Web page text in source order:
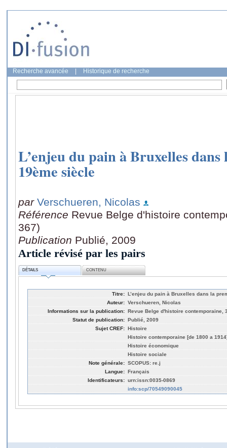
Recherche avancée Historique de recherche
L’enjeu du pain à Bruxelles
19ème siècle
par Verschueren, Nicolas
Référence Revue Belge d'histoire
367)
Publication Publié, 2009
Article révisé par les pairs
DÉTAILS CONTENU
Titre: L’enjeu du pain à Bruxelles dans la
Auteur: Verschueren, Nicolas
Informations sur la publication: Revue Belge d'histoire contemporaine,
Statut de publication: Publié, 2009
Sujet CREF: Histoire
Histoire contemporaine [de 1800 a
Histoire économique
Histoire sociale
Note générale: SCOPUS: re.j
Langue: Français
Identificateurs: urn:issn:0035-0869
info:scp/70549090045